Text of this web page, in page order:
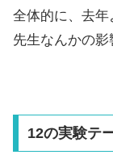
全体的に、去年
先生なんかの影
12の実験テ